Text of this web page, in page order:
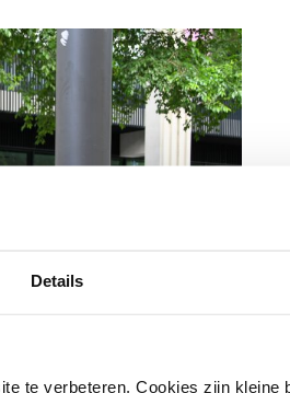
Details
te verbeteren. Cookies zijn kleine